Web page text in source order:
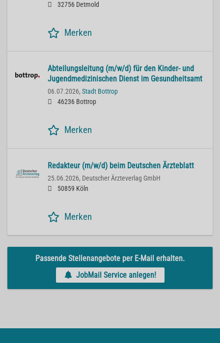
32756 Detmold
Merken
Abteilungsleitung (m/w/d) für den Kinder- und
Jugendmedizinischen Dienst im Gesundheitsamt
06.07.2026, Stadt Bottrop
46236 Bottrop
Merken
Redakteur (m/w/d) beim Deutschen Ärzteblatt
25.06.2026, Deutscher Ärzteverlag GmbH
50859 Köln
Merken
Passende Stellenangebote per E-Mail erhalten.
JobMail Service anlegen!